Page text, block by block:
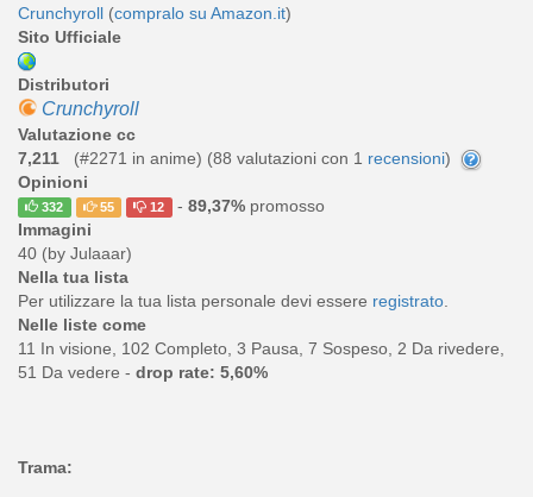
Crunchyroll (compralo su Amazon.it)
Sito Ufficiale
Distributori
Crunchyroll
Valutazione cc
7,211
(#2271 in anime) (88 valutazioni con 1 recensioni)
Opinioni
332 55 12 - 89,37%promosso
Immagini
40 (by Julaaar)
Nella tua lista
Per utilizzare la tua lista personale devi essere registrato.
Nelle liste come
11 In visione, 102 Completo, 3 Pausa, 7 Sospeso, 2 Da rivedere,
51 Da vedere - drop rate: 5,60%
Trama: